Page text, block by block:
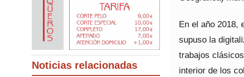
En el año 2018,
supuso la
trabajos
interior de los
Noticias relacionadas